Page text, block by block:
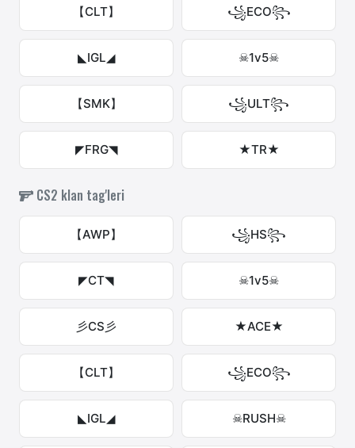
【CLT】 ꧁ECO꧂
◣IGL◢ ☠1v5☠
【SMK】 ꧁ULT꧂
◤FRG◥ ★TR★
CS2 klan tag'leri
【AWP】 ꧁HS꧂
◤CT◥ ☠1v5☠
彡CS彡 ★ACE★
【CLT】 ꧁ECO꧂
◣IGL◢ ☠RUSH☠